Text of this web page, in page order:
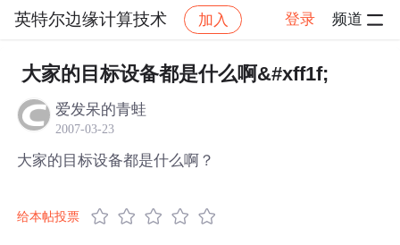
英特尔边缘计算技术 加入 登录 频道
社区 英特尔边缘计算技术 帖子详情
大家的目标设备都是什么啊&#xff1f;
爱发呆的青蛙
2007-03-23
大家的目标设备都是什么啊？
给本帖投票